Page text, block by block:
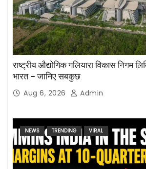
राष्ट्रीय औद्योगिक गलियारा विकास निगम
भारत – जानिए सबकुछ
Aug 6, 2026 Admin
NEWS TRENDING VIRAL